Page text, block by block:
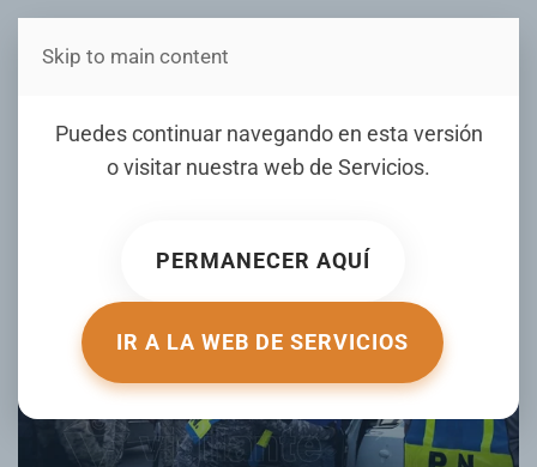
Estás en Telenord Medios
Puedes continuar navegando en esta versión
o visitar nuestra web de Servicios.
PERMANECER AQUÍ
IR A LA WEB DE SERVICIOS
Skip to main content
VIVIR DIGNAMENTE!!!
ESCRITO POR NOTICIERO TELENORD EL25 JULIO 2024